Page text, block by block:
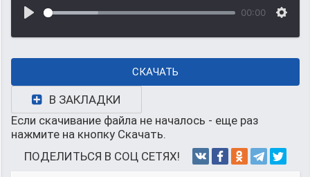
00:00
СКАЧАТЬ
В ЗАКЛАДКИ
Если скачивание файла не началось - еще раз
нажмите на кнопку Скачать.
ПОДЕЛИТЬСЯ В СОЦ СЕТЯХ!